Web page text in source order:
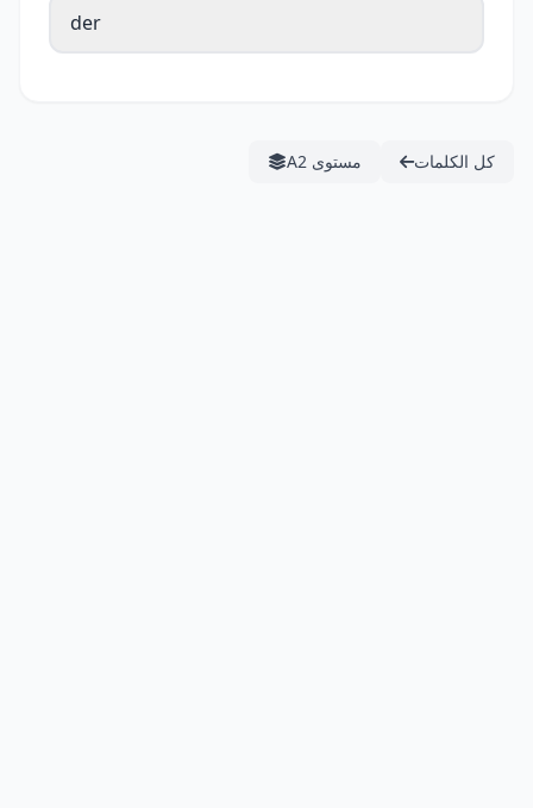
der
كل الكلمات مستوى A2